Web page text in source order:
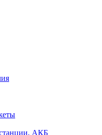
АКБ